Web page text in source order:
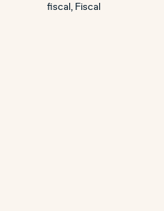
fiscal Fiscal